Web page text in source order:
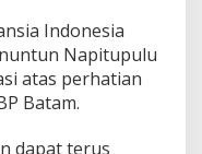
Indonesia
Napitupulu
atas perhatian
Batam.
dapat terus